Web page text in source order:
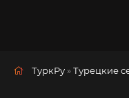
ТуркРу »Турецкие